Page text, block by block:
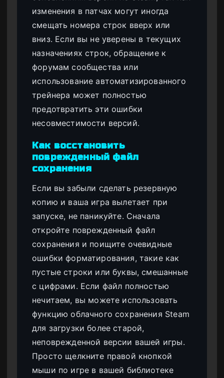
изменения в патчах могут иногда
смещать номера строк вверх или
вниз. Если вы не уверены в текущих
назначениях строк, обращение к
форумам сообщества или
использование автоматизированного
трейнера может полностью
предотвратить эти ошибки
несовместимости версий.
Как восстановить
поврежденный файл
сохранения
Если вы забыли сделать резервную
копию и ваша игра вылетает при
запуске, не паникуйте. Сначала
откройте поврежденный файл
сохранения и поищите очевидные
ошибки форматирования, такие как
пустые строки или буквы, смешанные
с цифрами. Если файл полностью
нечитаем, вы можете использовать
функцию облачного сохранения Steam
для загрузки более старой,
неповрежденной версии вашей игры.
Просто щелкните правой кнопкой
мыши по игре в вашей библиотеке